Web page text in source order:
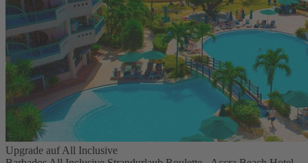
Upgrade auf All Inclusive